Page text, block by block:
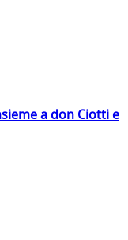
a don Ciotti e